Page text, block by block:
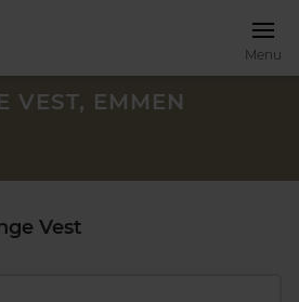
Menu
VEST, EMMEN
Vest